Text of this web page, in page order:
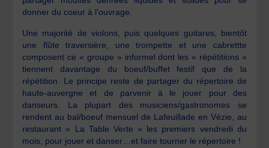
donner du coeur à l’ouvrage.
Une majorité de violons, puis quelques guitares, bientôt
une flûte traversière, une trompette et une cabrettte
composent ce « groupe » informel dont les « répétitions »
tiennent davantage du boeuf/buffet festif que de la
répétition. Le principe reste de partager du répertoire de
haute-auvergne et de parvenir à le jouer pour des
danseurs. La plupart des musiciens/gastronomes se
rendent au bal/boeuf mensuel de Lafeuillade en Vézie, au
restaurant « La Table Verte » les premiers vendredi du
mois, pour jouer et danser…et faire tourner le répertoire !